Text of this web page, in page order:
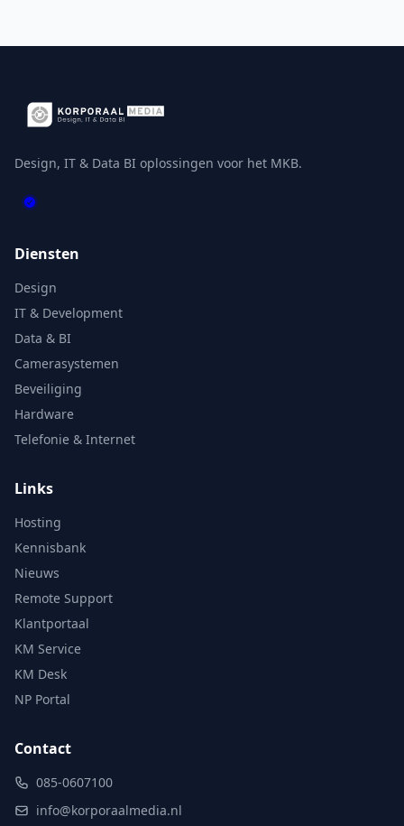
Design, IT & Data BI oplossingen voor het MKB.
Diensten
Design
IT & Development
Data & BI
Camerasystemen
Beveiliging
Hardware
Telefonie & Internet
Links
Hosting
Kennisbank
Nieuws
Remote Support
Klantportaal
KM Service
KM Desk
NP Portal
Contact
085-0607100
info@korporaalmedia.nl